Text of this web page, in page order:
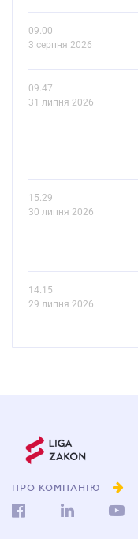
09.00
3 серпня 2026
09.47
31 липня 2026
15.29
30 липня 2026
14.15
29 липня 2026
ПРО КОМПАНІЮ